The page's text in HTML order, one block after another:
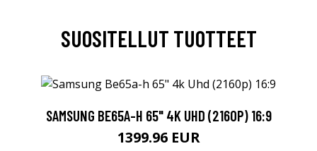
SUOSITELLUT TUOTTEET
SAMSUNG BE65A-H 65" 4K UHD (2160P) 16:9
1399.96 EUR